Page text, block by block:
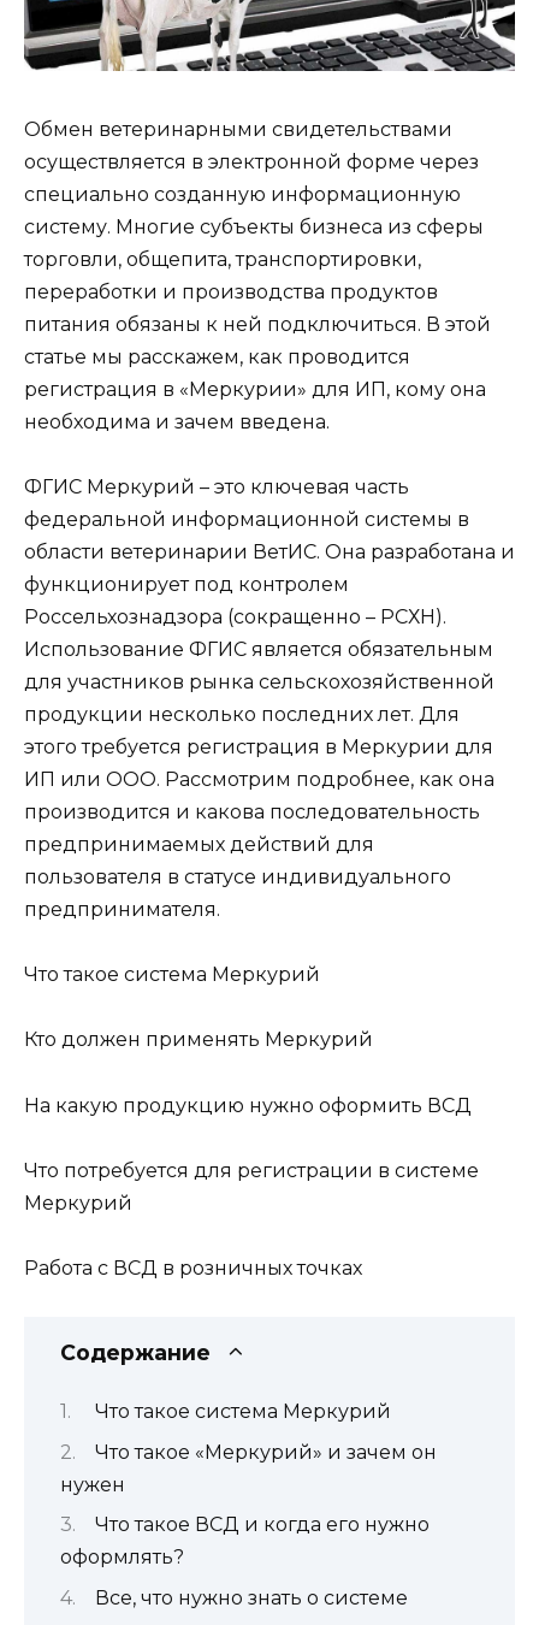
Обмен ветеринарными свидетельствами
осуществляется в электронной форме через
специально созданную информационную
систему. Многие субъекты бизнеса из сферы
торговли, общепита, транспортировки,
переработки и производства продуктов
питания обязаны к ней подключиться. В этой
статье мы расскажем, как проводится
регистрация в «Меркурии» для ИП, кому она
необходима и зачем введена.
ФГИС Меркурий – это ключевая часть
федеральной информационной системы в
области ветеринарии ВетИС. Она разработана и
функционирует под контролем
Россельхознадзора (сокращенно – РСХН).
Использование ФГИС является обязательным
для участников рынка сельскохозяйственной
продукции несколько последних лет. Для
этого требуется регистрация в Меркурии для
ИП или ООО. Рассмотрим подробнее, как она
производится и какова последовательность
предпринимаемых действий для
пользователя в статусе индивидуального
предпринимателя.
Что такое система Меркурий
Кто должен применять Меркурий
На какую продукцию нужно оформить ВСД
Что потребуется для регистрации в системе
Меркурий
Работа с ВСД в розничных точках
Содержание
Что такое система Меркурий
Что такое «Меркурий» и зачем он
нужен
Что такое ВСД и когда его нужно
оформлять?
Все, что нужно знать о системе